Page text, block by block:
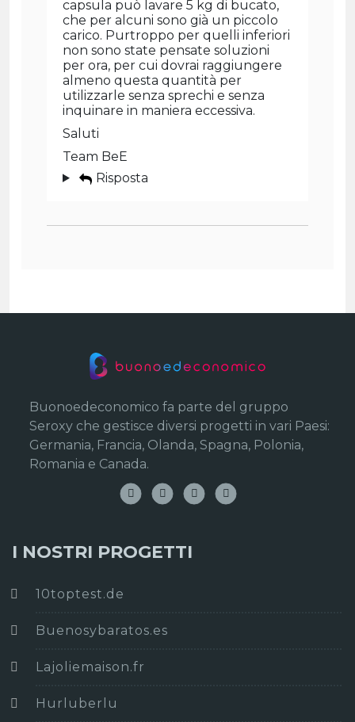
capsula può lavare 5 kg di bucato,
che per alcuni sono già un piccolo
carico. Purtroppo per quelli inferiori
non sono state pensate soluzioni
per ora, per cui dovrai raggiungere
almeno questa quantità per
utilizzarle senza sprechi e senza
inquinare in maniera eccessiva.
Saluti
Team BeE
Risposta
Buonoedeconomico fa parte del gruppo
Seroxy che gestisce diversi progetti in vari Paesi:
Germania, Francia, Olanda, Spagna, Polonia,
Romania e Canada.
I NOSTRI PROGETTI
10toptest.de
Buenosybaratos.es
Lajoliemaison.fr
Hurluberlu